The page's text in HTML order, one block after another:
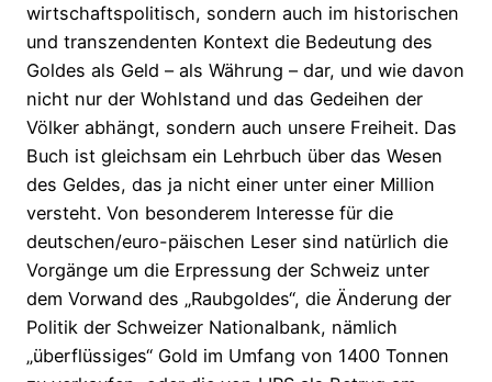
wirtschaftspolitisch, sondern auch im historischen
und transzendenten Kontext die Bedeutung des
Goldes als Geld – als Währung – dar, und wie davon
nicht nur der Wohlstand und das Gedeihen der
Völker abhängt, sondern auch unsere Freiheit. Das
Buch ist gleichsam ein Lehrbuch über das Wesen
des Geldes, das ja nicht einer unter einer Million
versteht. Von besonderem Interesse für die
deutschen/euro-päischen Leser sind natürlich die
Vorgänge um die Erpressung der Schweiz unter
dem Vorwand des „Raubgoldes“, die Änderung der
Politik der Schweizer Nationalbank, nämlich
„überflüssiges“ Gold im Umfang von 1400 Tonnen